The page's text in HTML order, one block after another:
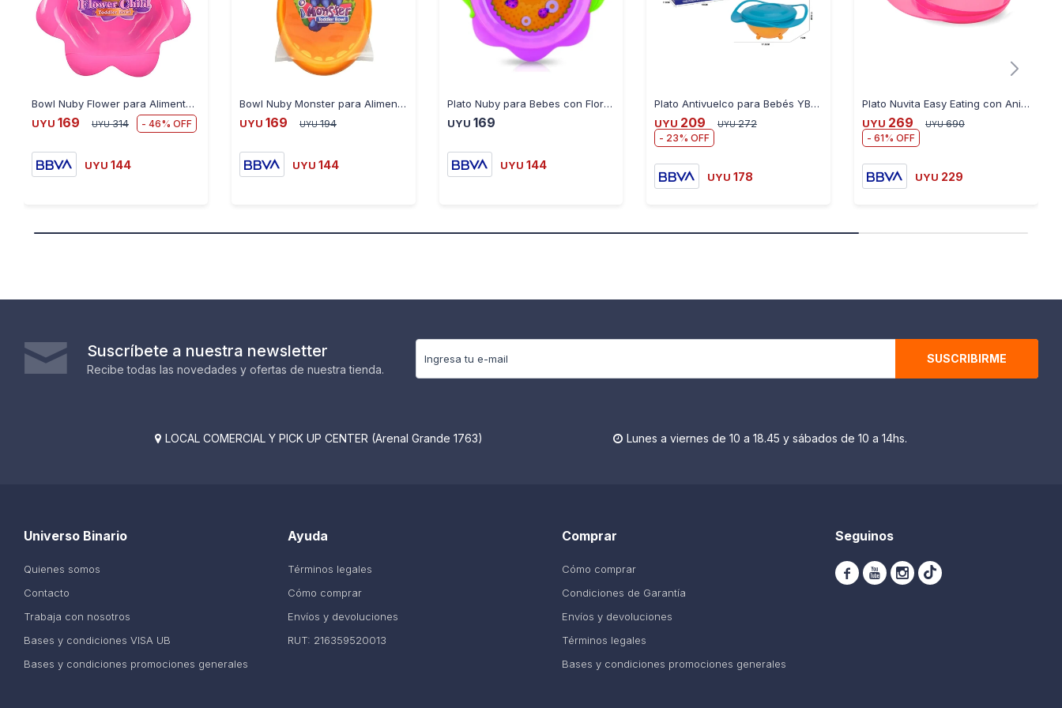
Bowl Nuby Flower para Alimentos Apto Microondas Free Bpa
UYU 169 UYU 314 46
UYU 144
Bowl Nuby Monster para Alimentos Apto Microondas Bpa Free
UYU 169 UYU 194
UYU 144
Plato Nuby para Bebes con Flores
UYU 169
UYU 144
Plato Antivuelco para Bebés YB8090 - BLANCO
UYU 209 UYU 272
23
UYU 178
Plato Nuvita Easy Eating con Anillo de Agarre - ROSA
UYU 269 UYU 690
61
UYU 229
Suscríbete a nuestra newsletter
Recibe todas las novedades y ofertas de nuestra tienda.
SUSCRIBIRME
 LOCAL COMERCIAL Y PICK UP CENTER (Arenal Grande 1763)  Lunes a viernes de 10 a 18.45 y sábados de 10 a 14hs.
Ayuda
Términos legales
Cómo comprar
Envíos y devoluciones
RUT: 216359520013
Universo Binario
Quienes somos
Contacto
Trabaja con nosotros
Bases y condiciones VISA UB
Bases y condiciones promociones generales
Comprar
Cómo comprar
Condiciones de Garantía
Envíos y devoluciones
Términos legales
Bases y condiciones promociones generales
Seguinos
  